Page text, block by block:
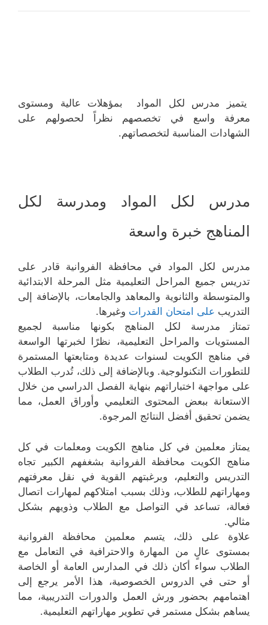
يتميز مدرس لكل المواد بمؤهلات عالية ومستوى
معرفة واسع في تخصصهم نظراً لحصولهم على
الشهادات المناسبة لتخصصاتهم.
مدرس لكل المواد ومدرسة لكل
المناهج خبرة واسعة
مدرس لكل المواد في محافظة الفروانية قادر على
تدريس جميع المراحل التعليمية مثل المرحلة الابتدائية
والمتوسطة والثانوية والمعاهد والجامعات، بالإضافة إلى
التدريب على امتحان القدرات وغيرها.
تمتاز مدرسة لكل المناهج بكونها مناسبة لجميع
المستويات والمراحل التعليمية، نظرًا لخبرتها الواسعة
في مناهج الكويت لسنوات عديدة ومتابعتها المستمرة
للتطورات التكنولوجية. وبالإضافة إلى ذلك، تُدرب الطلاب
على مواجهة اختباراتهم بنهاية الفصل الدراسي من خلال
الاستعانة ببعض المحتوى التعليمي وأوراق العمل، مما
يضمن تحقيق أفضل النتائج المرجوة.
يمتاز معلمين في كل مناهج الكويت ومعلمات في كل
مناهج الكويت محافظة الفروانية بشغفهم الكبير تجاه
التدريس والتعليم، وبرغبتهم القوية في نقل معرفتهم
ومهاراتهم للطلاب، وذلك بسبب امتلاكهم لمهارات اتصال
فعالة، تساعد في التواصل مع الطلاب وذويهم بشكل
مثالي.
علاوة على ذلك، يتسم معلمين محافظة الفروانية
بمستوى عالٍ من المهارة والاحترافية في التعامل مع
الطلاب سواء أكان ذلك في المدارس العامة أو الخاصة
أو حتى في الدروس الخصوصية، هذا الأمر يرجع إلى
اهتمامهم بحضور ورش العمل والدورات التدريبية، مما
يساهم بشكل مستمر في تطوير مهاراتهم التعليمية.